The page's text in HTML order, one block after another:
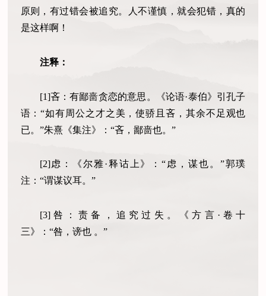
原则，有过错会被追究。人不谨慎，就会犯错，真的
是这样啊！
注释：
[1]吝：有鄙啬贪恋的意思。《论语·泰伯》引孔子
语：“如有周公之才之美，使骄且吝，其余不足观也
已。”朱熹《集注》：“吝，鄙啬也。”
[2]虑：《尔雅·释诂上》：“虑，谋也。”郭璞
注：“谓谋议耳。”
[3]咎：责备，追究过失。《方言·卷十
三》：“咎，谤也 。”